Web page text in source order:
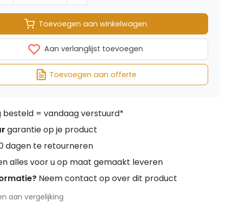
Toevoegen aan winkelwagen
Aan verlanglijst toevoegen
Toevoegen aan offerte
besteld = vandaag verstuurd*
garantie op je product
dagen te retourneren
alles voor u op maat gemaakt leveren
Neem contact op over dit product
aan vergelijking